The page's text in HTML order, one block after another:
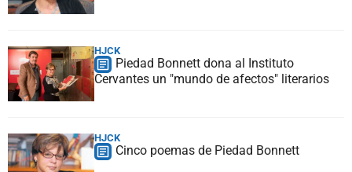
HJCK
Piedad Bonnett dona al Instituto
Cervantes un "mundo de afectos" literarios
HJCK
Cinco poemas de Piedad Bonnett